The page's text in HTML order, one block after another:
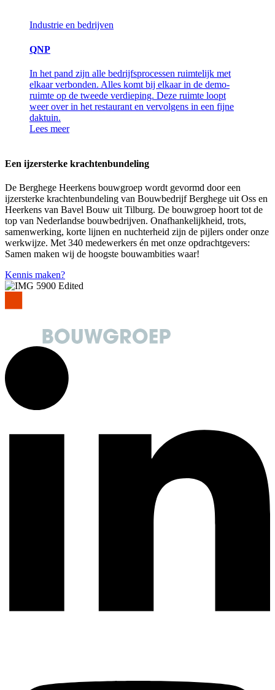
Industrie en bedrijven
QNP
In het pand zijn alle bedrijfsprocessen ruimtelijk met
elkaar verbonden. Alles komt bij elkaar in de demo-
ruimte op de tweede verdieping. Deze ruimte loopt
weer over in het restaurant en vervolgens in een fijne
daktuin.
Lees meer
Een ijzersterke krachtenbundeling
De Berghege Heerkens bouwgroep wordt gevormd door een
ijzersterke krachtenbundeling van Bouwbedrijf Berghege uit Oss en
Heerkens van Bavel Bouw uit Tilburg. De bouwgroep hoort tot de
top van Nederlandse bouwbedrijven. Onafhankelijkheid, trots,
samenwerking, korte lijnen en nuchterheid zijn de pijlers onder onze
werkwijze. Met 340 medewerkers én met onze opdrachtgevers:
Samen maken wij de hoogste bouwambities waar!
Kennis maken?